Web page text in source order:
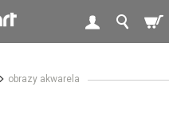
obrazy akwarela